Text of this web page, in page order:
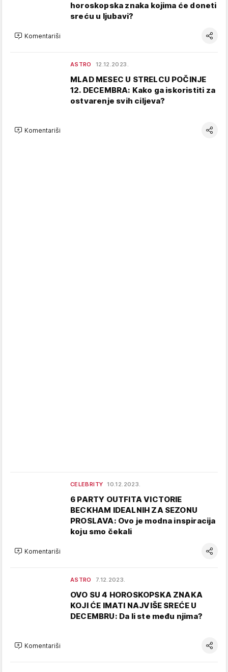
horoskopska znaka kojima će doneti
sreću u ljubavi?
Komentariši
ASTRO 12.12.2023.
MLAD MESEC U STRELCU POČINJE
12. DECEMBRA: Kako ga iskoristiti za
ostvarenje svih ciljeva?
Komentariši
CELEBRITY 10.12.2023.
6 PARTY OUTFITA VICTORIE
BECKHAM IDEALNIH ZA SEZONU
PROSLAVA: Ovo je modna inspiracija
koju smo čekali
Komentariši
ASTRO 7.12.2023.
OVO SU 4 HOROSKOPSKA ZNAKA
KOJI ĆE IMATI NAJVIŠE SREĆE U
DECEMBRU: Da li ste među njima?
Komentariši